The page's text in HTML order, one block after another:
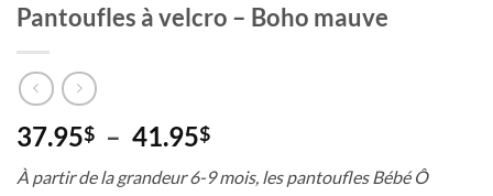
Pantoufles à velcro – Boho mauve
37.95$ – 41.95$Plage
prix :
À partir de la grandeur 6-9 mois, les pantoufles Bébé Ô